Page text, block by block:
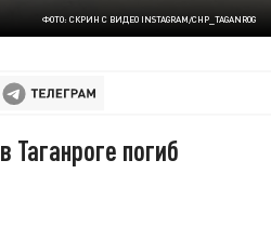
ФОТО: СКРИН С ВИДЕО INSTAGRAM/CHP_TAGANROG
Таганроге погиб